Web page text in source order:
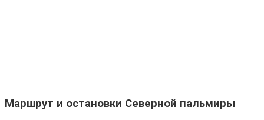
Маршрут и остановки Северной пальмиры